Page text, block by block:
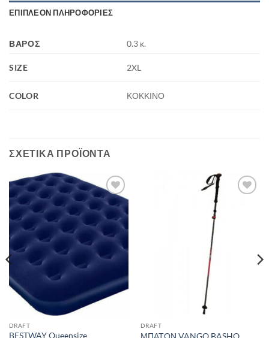
ΕΠΙΠΛΈΟΝ ΠΛΗΡΟΦΟΡΊΕΣ
ΒΆΡΟΣ 0.3 κ.
SIZE 2XL
COLOR ΚΟΚΚΙΝΟ
ΣΧΕΤΙΚΆ ΠΡΟΪΌΝΤΑ
Add to
wishlist
DRAFT
BESTWAY Queensize
DRAFT
ΜΠΑΤΟΝ VANGO BASHO